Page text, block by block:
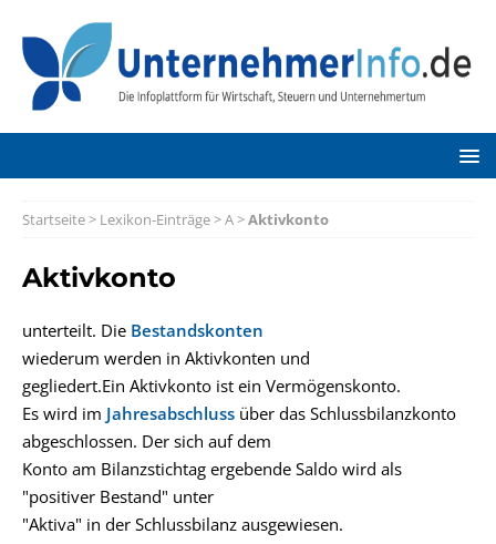
Startseite> Lexikon-Einträge>A>Aktivkonto
Aktivkonto
unterteilt. Die Bestandskonten
wiederum werden in Aktivkonten und
gegliedert.Ein Aktivkonto ist ein Vermögenskonto.
Es wird im Jahresabschluss über das Schlussbilanzkonto
abgeschlossen. Der sich auf dem
Konto am Bilanzstichtag ergebende Saldo wird als
"positiver Bestand" unter
"Aktiva" in der Schlussbilanz ausgewiesen.